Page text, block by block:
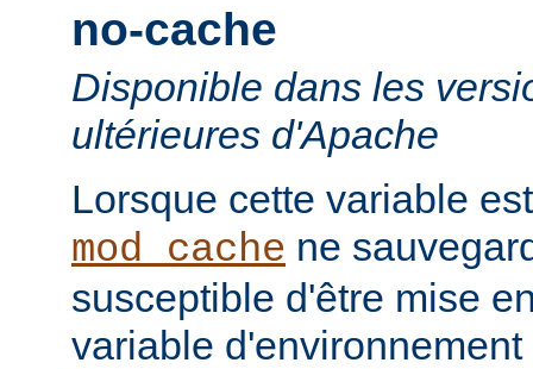
no-cache
Disponible dans les
ultérieures d'Apache
Lorsque cette variable
mod_cache ne
susceptible d'être mise
variable